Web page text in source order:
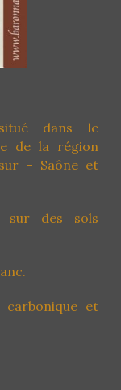
dans le
de la région
– Saône et
des sols
et